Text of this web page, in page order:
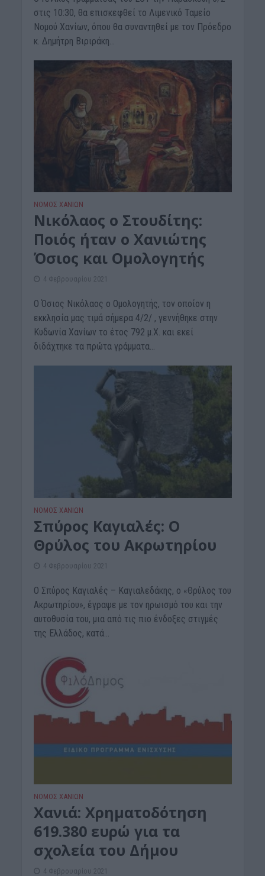
στις 10:30, θα επισκεφθεί το Λιμενικό Ταμείο
Νομού Χανίων, όπου θα συναντηθεί με τον Πρόεδρο
κ. Δημήτρη Βιριράκη...
ΝΟΜΌΣ ΧΑΝΊΩΝ
Νικόλαος ο Στουδίτης:
Ποιός ήταν ο Χανιώτης
Όσιος και Ομολογητής
4 Φεβρουαρίου 2021
O Όσιος Νικόλαος ο Ομολογητής, τον οποίον η
εκκλησία μας τιμά σήμερα 4/2/ , γεννήθηκε στην
Κυδωνία Χανίων το έτος 792 μ.Χ. και εκεί
διδάχτηκε τα πρώτα γράμματα...
ΝΟΜΌΣ ΧΑΝΊΩΝ
Σπύρος Καγιαλές: Ο
Θρύλος του Ακρωτηρίου
4 Φεβρουαρίου 2021
Ο Σπύρος Καγιαλές – Καγιαλεδάκης, ο «Θρύλος του
Ακρωτηρίου», έγραψε με τον ηρωισμό του και την
αυτοθυσία του, μια από τις πιο ένδοξες στιγμές
της Ελλάδος, κατά...
ΝΟΜΌΣ ΧΑΝΊΩΝ
Χανιά: Χρηματοδότηση
619.380 ευρώ για τα
σχολεία του Δήμου
4 Φεβρουαρίου 2021